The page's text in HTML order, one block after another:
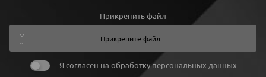
Прикрепить файл
Прикрепите файл
Я согласен на обработку персональных данных